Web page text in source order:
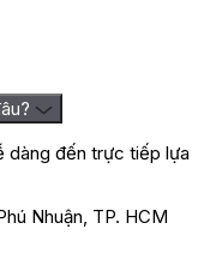
dàng đến trực tiếp lựa
Nhuận, TP. HCM